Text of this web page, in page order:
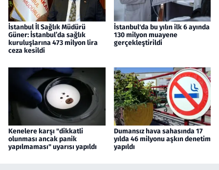
İstanbul İl Sağlık Müdürü
Güner: İstanbul’da sağlık
kuruluşlarına 473 milyon lira
ceza kesildi
İstanbul'da bu yılın ilk 6 ayında
130 milyon muayene
gerçekleştirildi
Kenelere karşı "dikkatli
olunması ancak panik
yapılmaması" uyarısı yapıldı
Dumansız hava sahasında 17
yılda 46 milyonu aşkın denetim
yapıldı